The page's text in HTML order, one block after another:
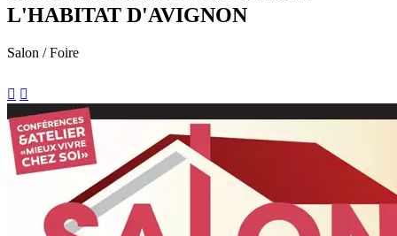
L'HABITAT D'AVIGNON
Salon / Foire
 